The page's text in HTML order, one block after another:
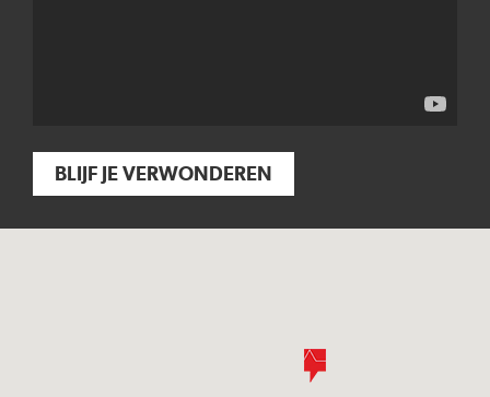
BLIJF JE VERWONDEREN